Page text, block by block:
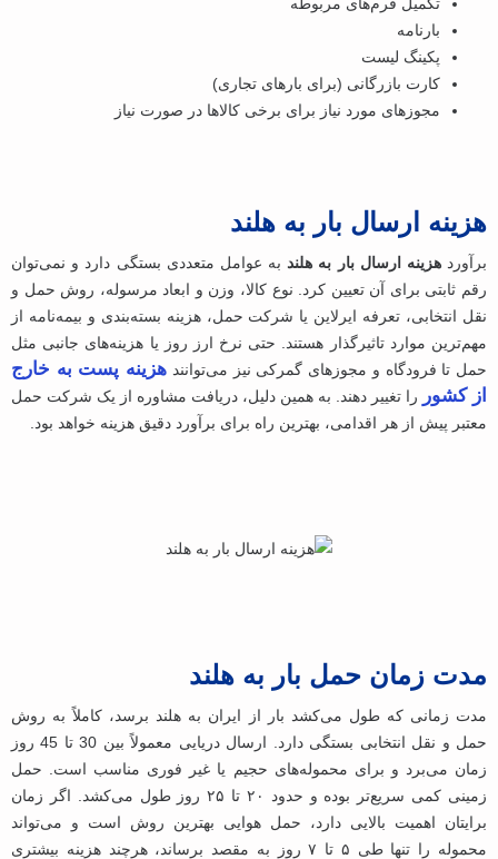
بارنامه
پکینگ لیست
کارت بازرگانی (برای بارهای تجاری)
مجوزهای مورد نیاز برای برخی کالاها در صورت نیاز
هزینه ارسال بار به هلند
برآوردهزینه ارسال بار به هلندبه عوامل متعددی بستگی دارد و نمی‌توان
رقم ثابتی برای آن تعیین کرد. نوع کالا، وزن و ابعاد مرسوله، روش حمل ‌و
نقل انتخابی، تعرفه ایرلاین یا شرکت حمل، هزینه بسته‌بندی و بیمه‌نامه از
مهم‌ترین موارد تاثیرگذار هستند. حتی نرخ ارز روز یا هزینه‌های جانبی مثل
حمل تا فرودگاه و مجوزهای گمرکی نیز می‌توانند هزینه پست به خارج
از کشور
را تغییر دهند. به همین دلیل، دریافت مشاوره از یک شرکت حمل
معتبر پیش از هر اقدامی، بهترین راه برای برآورد دقیق هزینه خواهد بود.
مدت زمان حمل بار به هلند
مدت زمانی که طول می‌کشد بار از ایران به هلند برسد، کاملاً به روش
حمل ‌و نقل انتخابی بستگی دارد. ارسال دریایی معمولاً بین 30 تا 45 روز
زمان می‌برد و برای محموله‌های حجیم یا غیر فوری مناسب است. حمل
زمینی کمی سریع‌تر بوده و حدود ۲۰ تا ۲۵ روز طول می‌کشد. اگر زمان
برایتان اهمیت بالایی دارد، حمل هوایی بهترین روش است و می‌تواند
محموله را تنها طی ۵ تا ۷ روز به مقصد برساند، هرچند هزینه بیشتری